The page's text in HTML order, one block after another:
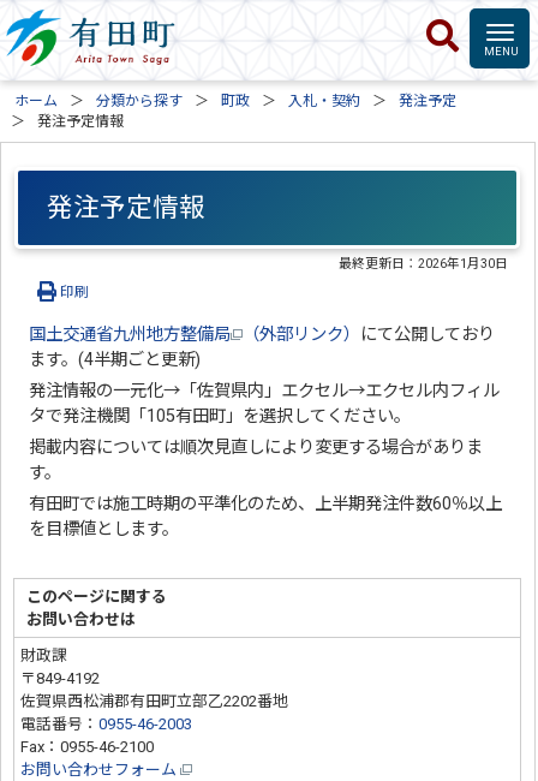
ホーム 分類から探す 町政 入札・契約
発注予定
発注予定情報
発注予定情報
最終更新日：2026年1月30日
印刷
国土交通省九州地方整備局 （外部リンク）
にて公開しており
ます。(4半期ごと更新)
発注情報の一元化→「佐賀県内」エクセル→エクセル内フィル
タで発注機関「105有田町」を選択してください。
掲載内容については順次見直しにより変更する場合がありま
す。
有田町では施工時期の平準化のため、上半期発注件数60％以上
を目標値とします。
このページに関する
お問い合わせは
財政課
〒849-4192
佐賀県西松浦郡有田町立部乙2202番地
電話番号：0955-46-2003
Fax：0955-46-2100
お問い合わせフォーム